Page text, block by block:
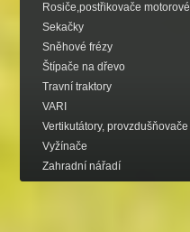
Rosiče,postřikovače motorové
Sekačky
Sněhové frézy
Štípače na dřevo
Travní traktory
VARI
Vertikutátory, provzdušňovače
Vyžínače
Zahradní nářadí